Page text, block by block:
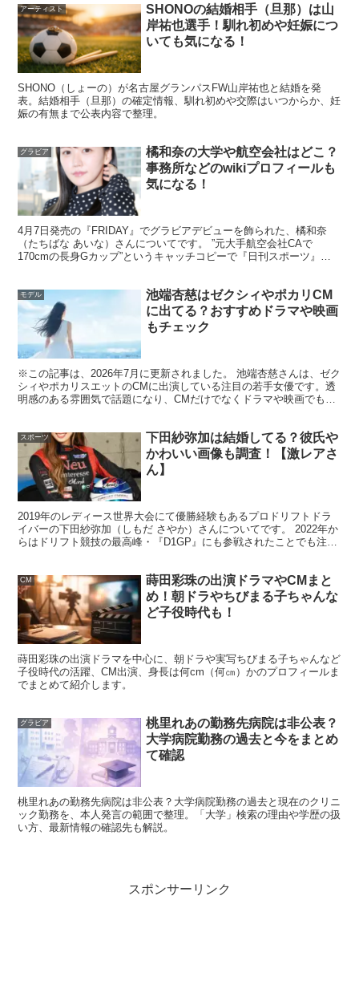
引用元：https://twitter.com/sekretarin1/status/1559759866838650880
コいい！」などなど、
絶賛の嵐なのです！
確かに可愛いですよね…
特に吉田あかりさんが2022年の8月に『サンデージャポ
ン』に出演した際には、かなり露出度の高いピンクの衣装
で登場し、
アーティスト
SHONOの結婚相手（旦那）は山
岸祐也選手！馴れ初めや妊娠につ
いても気になる！
SHONO（しょーの）が名古屋グランパスFW山岸祐也と結婚を発
表。結婚相手（旦那）の確定情報、馴れ初めや交際はいつからか、妊
娠の有無まで公表内容で整理。
グラビア
橘和奈の大学や航空会社はどこ？
事務所などのwikiプロフィールも
気になる！
4月7日発売の『FRIDAY』でグラビアデビューを飾られた、橘和奈
（たちばな あいな）さんについてです。 ”元大手航空会社CAで
170cmの長身Gカップ”というキャッチコピーで『日刊スポーツ』を
モデル
池端杏慈はゼクシィやポカリCM
に出てる？おすすめドラマや映画
もチェック
※この記事は、2026年7月に更新されました。 池端杏慈さんは、ゼク
シィやポカリスエットのCMに出演している注目の若手女優です。透
明感のある雰囲気で話題になり、CMだけでなくドラマや映画でも存
スポーツ
下田紗弥加は結婚してる？彼氏や
かわいい画像も調査！【激レアさ
ん】
2019年のレディース世界大会にて優勝経験もあるプロドリフトドラ
イバーの下田紗弥加（しもだ さやか）さんについてです。 2022年か
らはドリフト競技の最高峰・『D1GP』にも参戦されたことでも注目
CM
蒔田彩珠の出演ドラマやCMまと
め！朝ドラやちびまる子ちゃんな
ど子役時代も！
蒔田彩珠の出演ドラマを中心に、朝ドラや実写ちびまる子ちゃんなど
子役時代の活躍、CM出演、身長は何cm（何㎝）かのプロフィールま
でまとめて紹介します。
グラビア
桃里れあの勤務先病院は非公表？
大学病院勤務の過去と今をまとめ
て確認
桃里れあの勤務先病院は非公表？大学病院勤務の過去と現在のクリニ
ック勤務を、本人発言の範囲で整理。「大学」検索の理由や学歴の扱
い方、最新情報の確認先も解説。
スポンサーリンク